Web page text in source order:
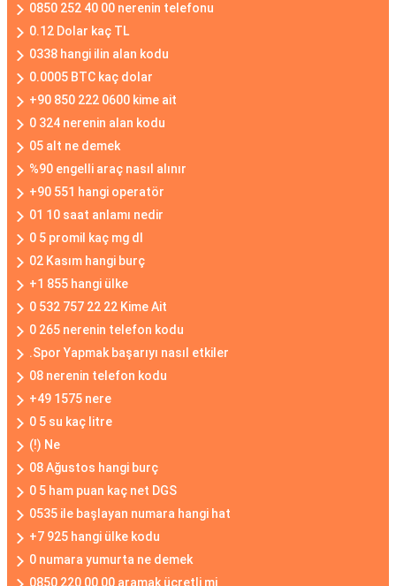
0850 252 40 00 nerenin telefonu
0.12 Dolar kaç TL
0338 hangi ilin alan kodu
0.0005 BTC kaç dolar
+90 850 222 0600 kime ait
0 324 nerenin alan kodu
05 alt ne demek
%90 engelli araç nasıl alınır
+90 551 hangi operatör
01 10 saat anlamı nedir
0 5 promil kaç mg dl
02 Kasım hangi burç
+1 855 hangi ülke
0 532 757 22 22 Kime Ait
0 265 nerenin telefon kodu
.Spor Yapmak başarıyı nasıl etkiler
08 nerenin telefon kodu
+49 1575 nere
0 5 su kaç litre
(!) Ne
08 Ağustos hangi burç
0 5 ham puan kaç net DGS
0535 ile başlayan numara hangi hat
+7 925 hangi ülke kodu
0 numara yumurta ne demek
0850 220 00 00 aramak ücretli mi